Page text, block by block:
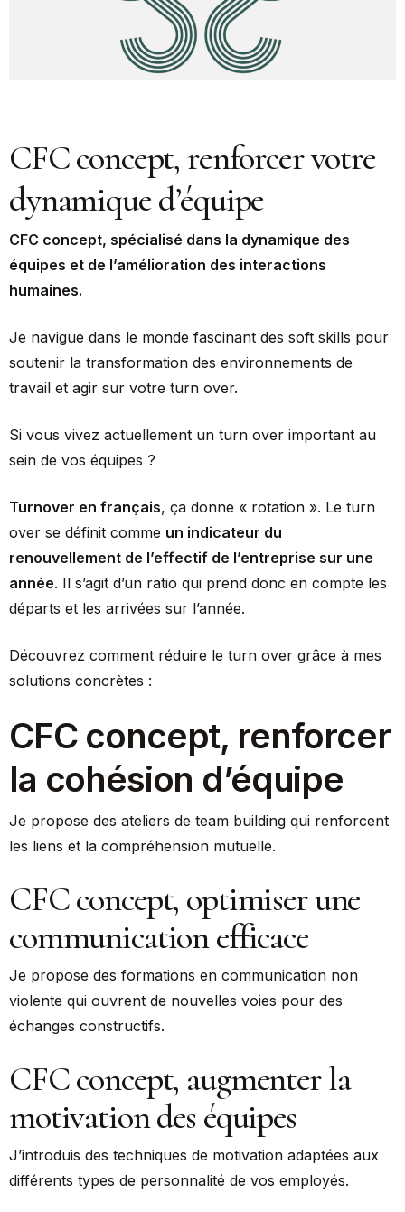
CFC concept, renforcer votre
dynamique d’équipe
CFC concept, spécialisé dans la dynamique des
équipes et de l’amélioration des interactions
humaines.
Je navigue dans le monde fascinant des soft skills pour
soutenir la transformation des environnements de
travail et agir sur votre turn over.
Si vous vivez actuellement un turn over important au
sein de vos équipes ?
Turnover en français, ça donne « rotation ». Le turn
over se définit comme un indicateur du
renouvellement de l’effectif de l’entreprise sur une
année. Il s’agit d’un ratio qui prend donc en compte les
départs et les arrivées sur l’année.
Découvrez comment réduire le turn over grâce à mes
solutions concrètes :
CFC concept, renforcer
la cohésion d’équipe
Je propose des ateliers de team building qui renforcent
les liens et la compréhension mutuelle.
CFC concept, optimiser une
communication efficace
Je propose des formations en communication non
violente qui ouvrent de nouvelles voies pour des
échanges constructifs.
CFC concept, augmenter la
motivation des équipes
J’introduis des techniques de motivation adaptées aux
différents types de personnalité de vos employés.